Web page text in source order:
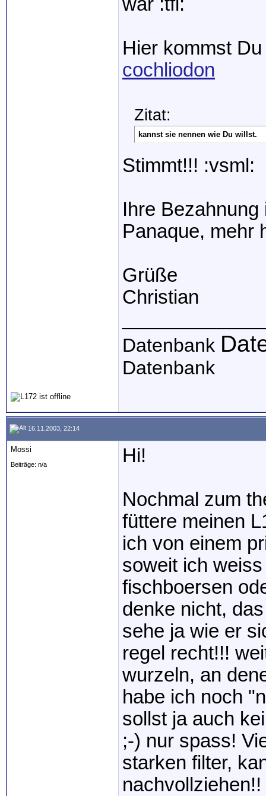
Hier kommst
cochliodon
Zitat:
kannst sie nennen wie Du willst.
Stimmt!!! :vsml:
Ihre
Panaque, mehr
Grüße
Christian
Datenbank
Datenbank
16.11.2003, 22:14
Mossi
Beiträge: n/a Hi!
Nochmal zum
füttere meinen
ich von einem
soweit ich
fischboersen
denke nicht,
sehe ja wie er
regel recht!!!
wurzeln, an
habe ich noch
sollst ja auch
;-) nur spass!
starken filter,
nachvollziehen!!